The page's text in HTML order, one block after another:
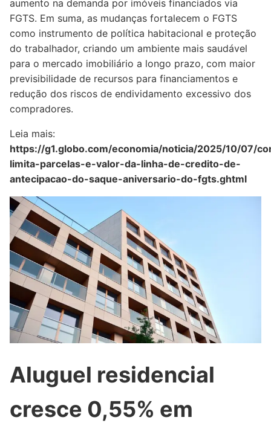
aumento na demanda por imóveis financiados via
FGTS. Em suma, as mudanças fortalecem o FGTS
como instrumento de política habitacional e proteção
do trabalhador, criando um ambiente mais saudável
para o mercado imobiliário a longo prazo, com maior
previsibilidade de recursos para financiamentos e
redução dos riscos de endividamento excessivo dos
compradores.
Leia mais:
https://g1.globo.com/economia/noticia/2025/10/07/
limita-parcelas-e-valor-da-linha-de-credito-de-
antecipacao-do-saque-aniversario-do-fgts.ghtml
Aluguel residencial
cresce 0,55% em